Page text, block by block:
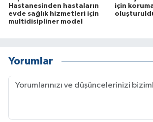
Hastanesinden hastaların
evde sağlık hizmetleri için
multidisipliner model
için
Yorumlar